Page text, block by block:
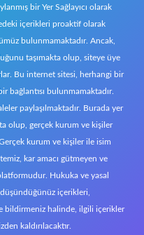
bir Yer Sağlayıcı olarak
içerikleri proaktif olarak
bulunmamaktadır. Ancak,
taşımakta olup, siteye üye
Bu internet sitesi, herhangi bir
bağlantısı bulunmamaktadır.
paylaşılmaktadır. Burada yer
olup, gerçek kurum ve kişiler
kurum ve kişiler ile isim
kar amacı gütmeyen ve
Hukuka ve yasal
içerikleri,
bildirmeniz halinde, ilgili içerikler
kaldırılacaktır.